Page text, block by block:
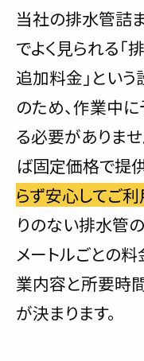
当社の排水管詰
でよく見られる「
追加料金」とい
のため、作業中
る必要がありま
ば固定価格で提供
らず安心してご利
りのない排水管
メートルごとの
業内容と所要時
が決まります。